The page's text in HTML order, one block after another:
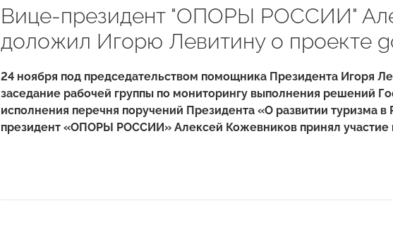
Вице-президент "ОПОРЫ РОССИИ"
доложил Игорю Левитину о проекте
24 ноября под председательством помощника Президента Игоря
заседание рабочей группы по мониторингу выполнения решений
исполнения перечня поручений Президента «О развитии туризма
президент «ОПОРЫ РОССИИ» Алексей Кожевников принял участие